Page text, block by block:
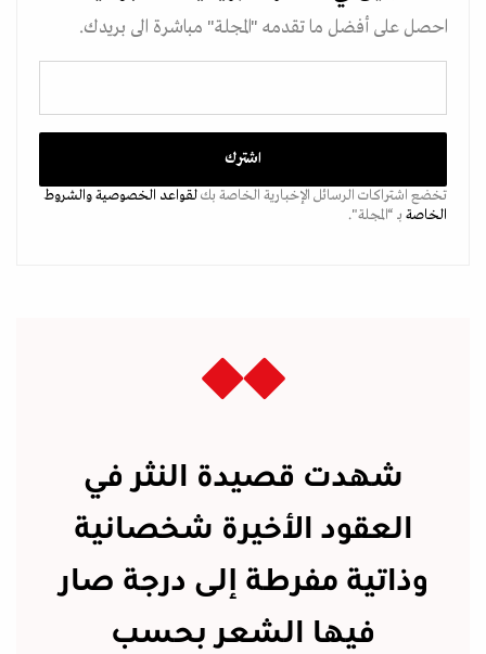
احصل على أفضل ما تقدمه "المجلة" مباشرة الى بريدك.
تخضع اشتراكات الرسائل الإخبارية الخاصة بكلقواعد الخصوصيةوالشروط
الخاصة بـ “المجلة".
شهدت قصيدة النثر في
العقود الأخيرة شخصانية
وذاتية مفرطة إلى درجة صار
فيها الشعر بحسب